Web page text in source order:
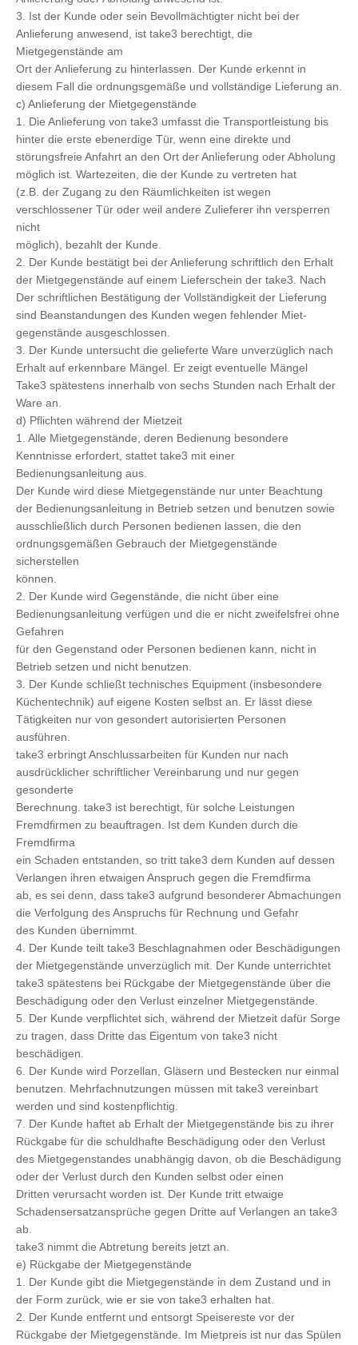
3. Ist der Kunde oder sein Bevollmächtigter nicht bei der
Anlieferung anwesend, ist take3 berechtigt, die
Mietgegenstände am
Ort der Anlieferung zu hinterlassen. Der Kunde erkennt in
diesem Fall die ordnungsgemäße und vollständige Lieferung an.
c) Anlieferung der Mietgegenstände
1. Die Anlieferung von take3 umfasst die Transportleistung bis
hinter die erste ebenerdige Tür, wenn eine direkte und
störungsfreie Anfahrt an den Ort der Anlieferung oder Abholung
möglich ist. Wartezeiten, die der Kunde zu vertreten hat
(z.B. der Zugang zu den Räumlichkeiten ist wegen
verschlossener Tür oder weil andere Zulieferer ihn versperren
nicht
möglich), bezahlt der Kunde.
2. Der Kunde bestätigt bei der Anlieferung schriftlich den Erhalt
der Mietgegenstände auf einem Lieferschein der take3. Nach
Der schriftlichen Bestätigung der Vollständigkeit der Lieferung
sind Beanstandungen des Kunden wegen fehlender Miet-
gegenstände ausgeschlossen.
3. Der Kunde untersucht die gelieferte Ware unverzüglich nach
Erhalt auf erkennbare Mängel. Er zeigt eventuelle Mängel
Take3 spätestens innerhalb von sechs Stunden nach Erhalt der
Ware an.
d) Pflichten während der Mietzeit
1. Alle Mietgegenstände, deren Bedienung besondere
Kenntnisse erfordert, stattet take3 mit einer
Bedienungsanleitung aus.
Der Kunde wird diese Mietgegenstände nur unter Beachtung
der Bedienungsanleitung in Betrieb setzen und benutzen sowie
ausschließlich durch Personen bedienen lassen, die den
ordnungsgemäßen Gebrauch der Mietgegenstände
sicherstellen
können.
2. Der Kunde wird Gegenstände, die nicht über eine
Bedienungsanleitung verfügen und die er nicht zweifelsfrei ohne
Gefahren
für den Gegenstand oder Personen bedienen kann, nicht in
Betrieb setzen und nicht benutzen.
3. Der Kunde schließt technisches Equipment (insbesondere
Küchentechnik) auf eigene Kosten selbst an. Er lässt diese
Tätigkeiten nur von gesondert autorisierten Personen
ausführen.
take3 erbringt Anschlussarbeiten für Kunden nur nach
ausdrücklicher schriftlicher Vereinbarung und nur gegen
gesonderte
Berechnung. take3 ist berechtigt, für solche Leistungen
Fremdfirmen zu beauftragen. Ist dem Kunden durch die
Fremdfirma
ein Schaden entstanden, so tritt take3 dem Kunden auf dessen
Verlangen ihren etwaigen Anspruch gegen die Fremdfirma
ab, es sei denn, dass take3 aufgrund besonderer Abmachungen
die Verfolgung des Anspruchs für Rechnung und Gefahr
des Kunden übernimmt.
4. Der Kunde teilt take3 Beschlagnahmen oder Beschädigungen
der Mietgegenstände unverzüglich mit. Der Kunde unterrichtet
take3 spätestens bei Rückgabe der Mietgegenstände über die
Beschädigung oder den Verlust einzelner Mietgegenstände.
5. Der Kunde verpflichtet sich, während der Mietzeit dafür Sorge
zu tragen, dass Dritte das Eigentum von take3 nicht
beschädigen.
6. Der Kunde wird Porzellan, Gläsern und Bestecken nur einmal
benutzen. Mehrfachnutzungen müssen mit take3 vereinbart
werden und sind kostenpflichtig.
7. Der Kunde haftet ab Erhalt der Mietgegenstände bis zu ihrer
Rückgabe für die schuldhafte Beschädigung oder den Verlust
des Mietgegenstandes unabhängig davon, ob die Beschädigung
oder der Verlust durch den Kunden selbst oder einen
Dritten verursacht worden ist. Der Kunde tritt etwaige
Schadensersatzansprüche gegen Dritte auf Verlangen an take3
ab.
take3 nimmt die Abtretung bereits jetzt an.
e) Rückgabe der Mietgegenstände
1. Der Kunde gibt die Mietgegenstände in dem Zustand und in
der Form zurück, wie er sie von take3 erhalten hat.
2. Der Kunde entfernt und entsorgt Speisereste vor der
Rückgabe der Mietgegenstände. Im Mietpreis ist nur das Spülen